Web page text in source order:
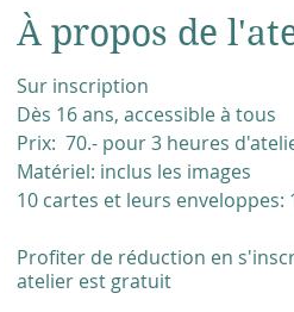
À propos de
Sur inscription
Dès 16 ans, accessible à tous
Prix: 70.- pour 3 heures
Matériel: inclus les images
10 cartes et leurs enveloppes:
Profiter de réduction en
atelier est gratuit